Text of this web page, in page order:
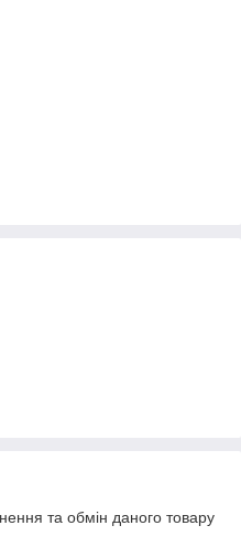
та обмін даного товару